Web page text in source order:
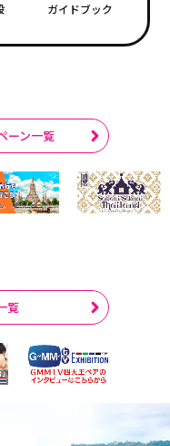
ガイドブック
ーン一覧
覧